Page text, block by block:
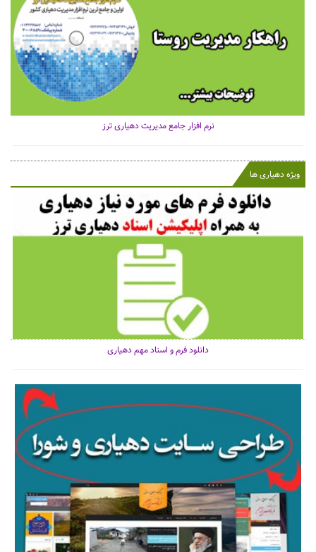
نرم افزار جامع مدیریت دهیاری ترز
ویژه دهیاری ها
دانلود فرم و اسناد مهم دهیاری